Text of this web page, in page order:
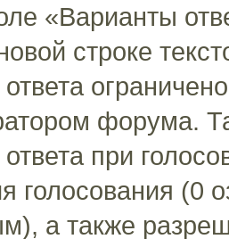
«Варианты
строке
форума.
при
голосования (0
а также